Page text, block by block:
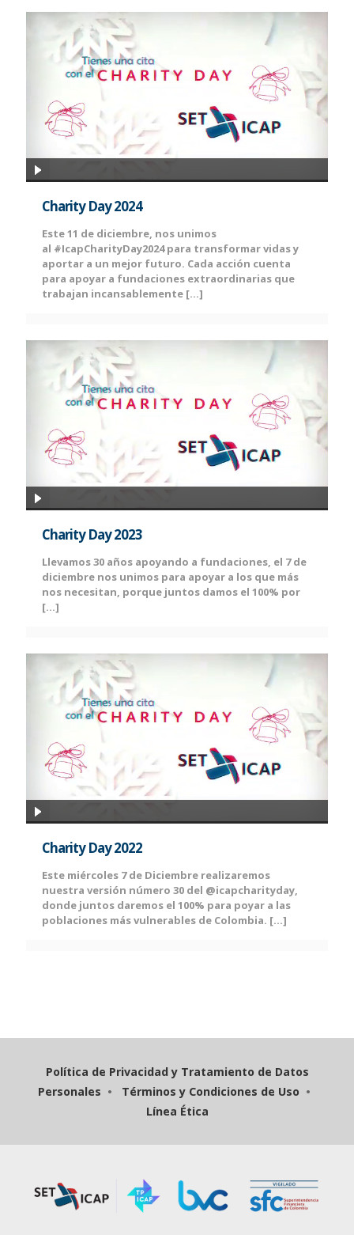
Charity Day 2024
Este 11 de diciembre, nos unimos
al #IcapCharityDay2024 para transformar vidas y
aportar a un mejor futuro. Cada acción cuenta
para apoyar a fundaciones extraordinarias que
trabajan incansablemente […]
Charity Day 2023
Llevamos 30 años apoyando a fundaciones, el 7 de
diciembre nos unimos para apoyar a los que más
nos necesitan, porque juntos damos el 100% por
[…]
Charity Day 2022
Este miércoles 7 de Diciembre realizaremos
nuestra versión número 30 del @icapcharityday,
donde juntos daremos el 100% para poyar a las
poblaciones más vulnerables de Colombia. […]
Política de Privacidad y Tratamiento de Datos
Personales • Términos y Condiciones de Uso •
Línea Ética